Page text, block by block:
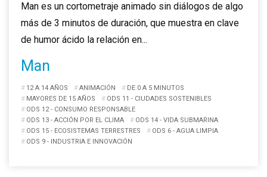
12 A 14 AÑOS ANIMACIÓN
DE 0 A 5 MINUTOS
MAYORES DE 15 AÑOS
ODS 11 - CIUDADES SOSTENIBLES
ODS 12 - CONSUMO RESPONSABLE
ODS 13 - ACCIÓN POR EL CLIMA
ODS 14 - VIDA SUBMARINA
ODS 15 - ECOSISTEMAS TERRESTRES
ODS 6 - AGUA LIMPIA
ODS 9 - INDUSTRIA E INNOVACIÓN
Man
Man es un cortometraje animado sin diálogos de algo
más de 3 minutos de duración, que muestra en clave
de humor ácido la relación en...